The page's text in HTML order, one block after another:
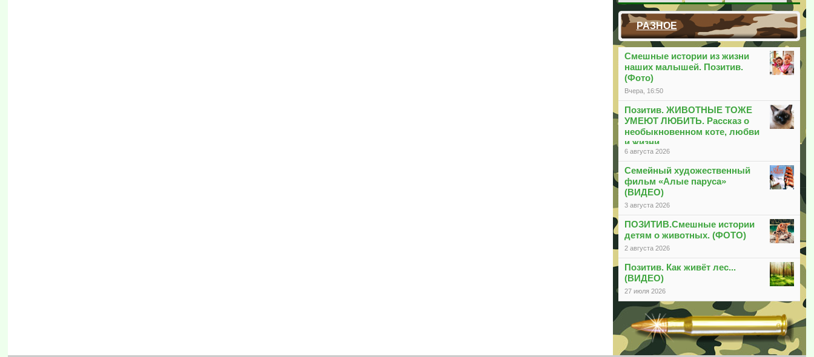
РАЗНОЕ
Смешные истории из жизни
наших малышей. Позитив.
(Фото)
Вчера, 16:50
Позитив. ЖИВОТНЫЕ ТОЖЕ
УМЕЮТ ЛЮБИТЬ. Рассказ о
необыкновенном коте, любви
и жизни
6 августа 2026
Семейный художественный
фильм «Алые паруса»
(ВИДЕО)
3 августа 2026
ПОЗИТИВ.Смешные истории
детям о животных. (ФОТО)
2 августа 2026
Позитив. Как живёт лес...
(ВИДЕО)
27 июля 2026